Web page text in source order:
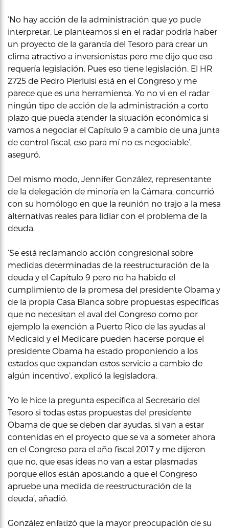
‘No hay acción de la administración que yo pude
interpretar. Le planteamos si en el radar podría haber
un proyecto de la garantía del Tesoro para crear un
clima atractivo a inversionistas pero me dijo que eso
requería legislación. Pues eso tiene legislación. El HR
2725 de Pedro Pierluisi está en el Congreso y me
parece que es una herramienta. Yo no vi en el radar
ningún tipo de acción de la administración a corto
plazo que pueda atender la situación económica si
vamos a negociar el Capítulo 9 a cambio de una junta
de control fiscal, eso para mí no es negociable’,
aseguró.
Del mismo modo, Jennifer González, representante
de la delegación de minoría en la Cámara, concurrió
con su homólogo en que la reunión no trajo a la mesa
alternativas reales para lidiar con el problema de la
deuda.
‘Se está reclamando acción congresional sobre
medidas determinadas de la reestructuración de la
deuda y el Capítulo 9 pero no ha habido el
cumplimiento de la promesa del presidente Obama y
de la propia Casa Blanca sobre propuestas específicas
que no necesitan el aval del Congreso como por
ejemplo la exención a Puerto Rico de las ayudas al
Medicaid y el Medicare pueden hacerse porque el
presidente Obama ha estado proponiendo a los
estados que expandan estos servicio a cambio de
algún incentivo’, explicó la legisladora.
‘Yo le hice la pregunta específica al Secretario del
Tesoro si todas estas propuestas del presidente
Obama de que se deben dar ayudas, si van a estar
contenidas en el proyecto que se va a someter ahora
en el Congreso para el año fiscal 2017 y me dijeron
que no, que esas ideas no van a estar plasmadas
porque ellos están apostando a que el Congreso
apruebe una medida de reestructuración de la
deuda’, añadió.
González enfatizó que la mayor preocupación de su